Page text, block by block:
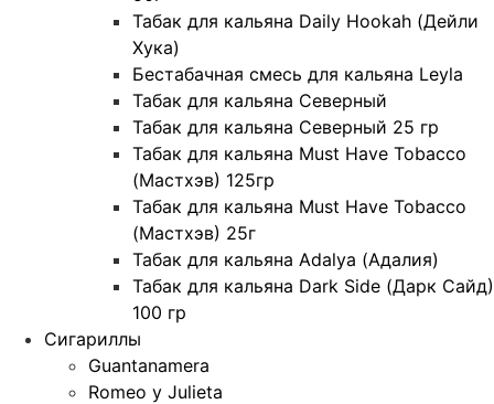
Табак для кальяна Daily Hookah (Дейли
Хука)
Бестабачная смесь для кальяна Leyla
Табак для кальяна Северный
Табак для кальяна Северный 25 гр
Табак для кальяна Must Have Tobacco
(Мастхэв) 125гр
Табак для кальяна Must Have Tobacco
(Мастхэв) 25г
Табак для кальяна Adalya (Адалия)
Табак для кальяна Dark Side (Дарк Сайд)
100 гр
Сигариллы
Guantanamera
Romeo y Julieta